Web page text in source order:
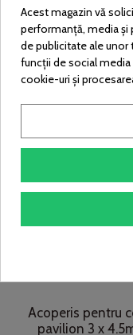
Smartwatch pentru
cu Monitorizare
GPS și Funcție de
Curea Silicon
68,99 lei
-11%
Acoperis pentru
pavilion 3 x
Acest magazin vă
performanță, media și
de publicitate ale unor
funcții de social
cookie-uri și